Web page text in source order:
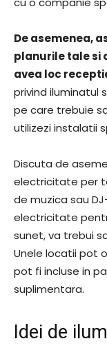
De asemenea,
planurile tale si
avea loc
privind iluminatul
pe care trebuie
utilizezi instalatii
Discuta de
electricitate per
de muzica sau
electricitate
sunet, va trebui
Unele locatii pot
pot fi incluse in
suplimentara.
Idei de